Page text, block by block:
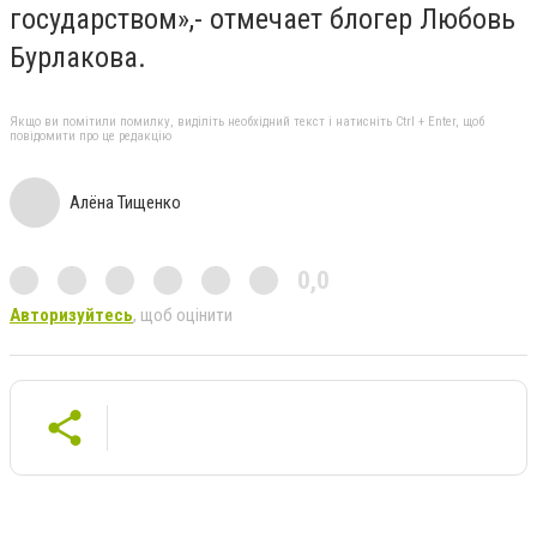
государством»,- отмечает блогер Любовь
Бурлакова.
Якщо ви помітили помилку, виділіть необхідний текст і натисніть Ctrl + Enter, щоб
повідомити про це редакцію
Алёна Тищенко
0,0
Авторизуйтесь, щоб оцінити